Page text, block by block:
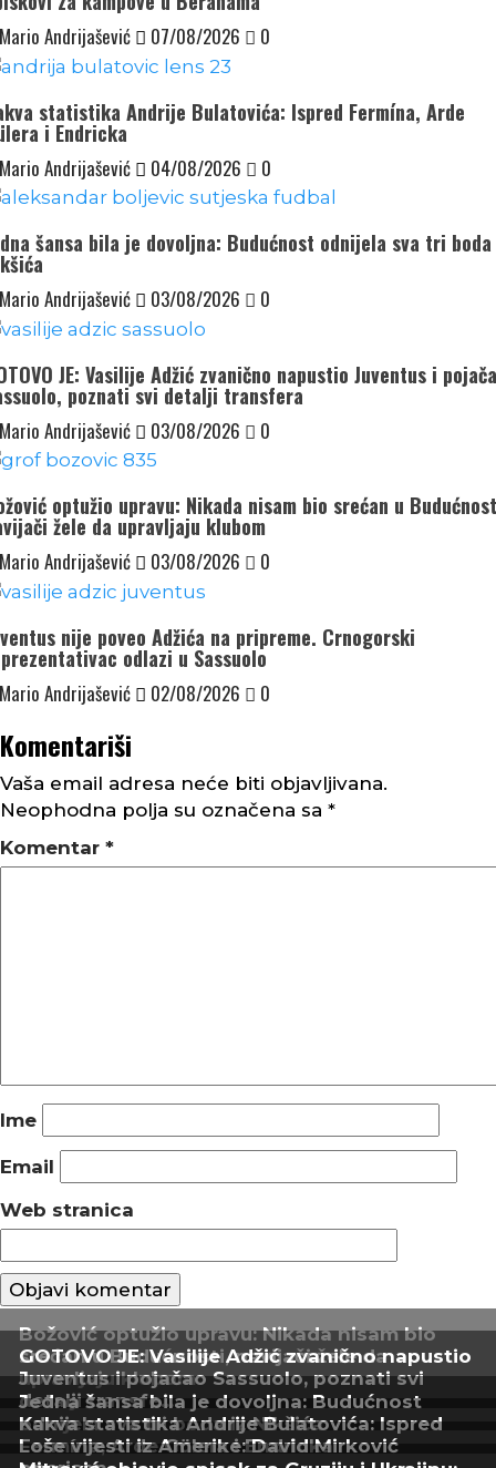
Mario Andrijašević 07/08/2026 0
statistika Andrije Bulatovića: Ispred Fermína, Arde
i Endricka
Mario Andrijašević 04/08/2026 0
šansa bila je dovoljna: Budućnost odnijela sva tri
Mario Andrijašević 03/08/2026 0
JE: Vasilije Adžić zvanično napustio Juventus i
poznati svi detalji transfera
Mario Andrijašević 03/08/2026 0
optužio upravu: Nikada nisam bio srećan u
žele da upravljaju klubom
Mario Andrijašević 03/08/2026 0
nije poveo Adžića na pripreme. Crnogorski
odlazi u Sassuolo
Mario Andrijašević 02/08/2026 0
Komentariši
Vaša email adresa neće biti objavljivana.
Neophodna polja su označena sa *
Komentar *
Ime
Email
Web stranica